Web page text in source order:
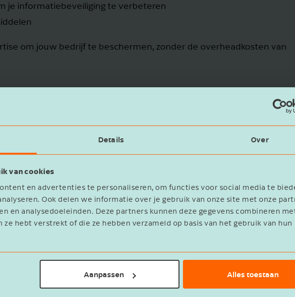
Details Over
van cookies
en advertenties te personaliseren, om functies voor social media te
Ook delen we informatie over je gebruik van onze site met onze
en analysedoeleinden. Deze partners kunnen deze gegevens combineren
hebt verstrekt of die ze hebben verzameld op basis van het gebruik van hun
Aanpassen Alles toestaan
je informatiebeveiliging te verbeteren
om jouw bedrijf te beschermen, zonder de overheadkosten van
bedrijven op accurate en tijdige informatie voor een effectieve
een van de meest waardevolle, maar ook een van de meest
en -aanvallen toenemen in frequentie en complexiteit, wordt het
en beschikbaarheid van informatie essentieel.
firewalls en wachtwoorden. Het vereist een uitgebreid programma
De Chief Information Security Officer (CISO) leidt dit